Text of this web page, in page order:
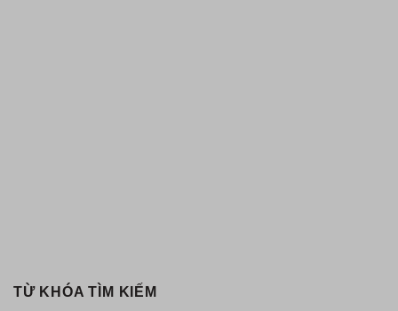
TỪ KHÓA TÌM KIẾM